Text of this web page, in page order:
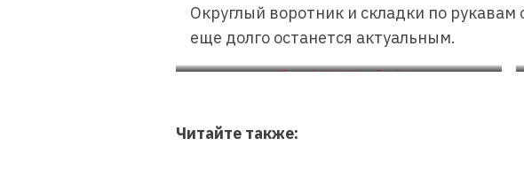
Округлый воротник и складки по
еще долго останется актуальным.
Charuel, 19 990 рублей
Читайте также: